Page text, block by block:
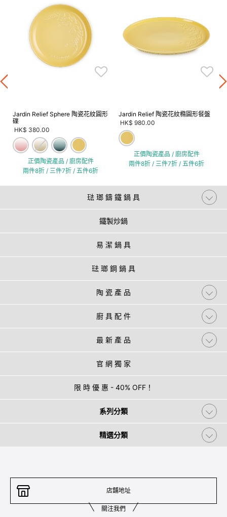
Jardin Relief Sphere 陶瓷花紋圓形
碟
HK$ 380.00
正價陶瓷產品 / 廚房配件
兩件8折 / 三件7折 / 五件6折
Jardin Relief 陶瓷花紋橢圓形餐盤
HK$ 980.00
正價陶瓷產品 / 廚房配件
兩件8折 / 三件7折 / 五件6折
琺 瑯 鑄 鐵 鍋 具
鐵製炒鍋
易 潔 鍋 具
琺 瑯 鋼 鍋 具
陶 瓷 產 品
廚 具 配 件
最 新 產 品
官 網 獨 家
限 時 優 惠 - 40% OFF！
系列分類
精選分類
店舖地址
關注我們